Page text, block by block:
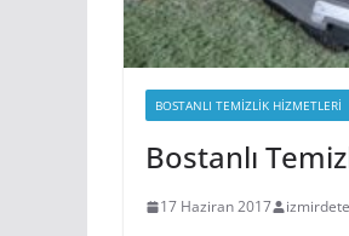
BOSTANLI TEMIZLIK HIZMETLERI
Bostanlı
17 Haziran 2017